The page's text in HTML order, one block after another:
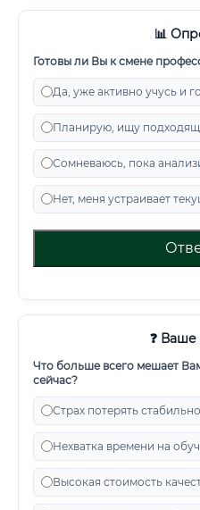
📊
Готовы ли Вы к смене
Да, уже активно учусь и
Планирую, ищу
Сомневаюсь, пока
Нет, меня устраивает
❓
Что больше всего мешает
сейчас?
Страх потерять
Нехватка времени на
Высокая стоимость